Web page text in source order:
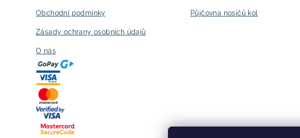
Obchodní podmínky
Zásady ochrany osobních údajů
O nás
Půjčovna nosičů kol